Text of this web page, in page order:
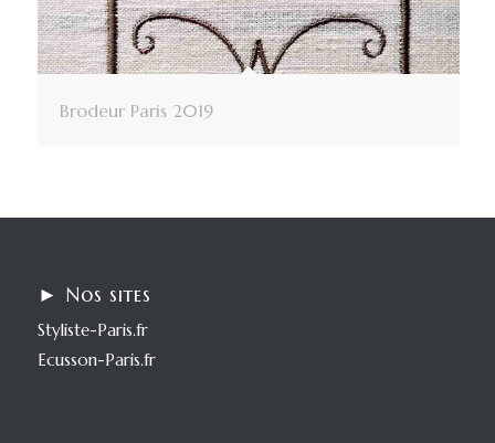
Brodeur Paris 2019
► Nos sites
Styliste-Paris.fr
Ecusson-Paris.fr